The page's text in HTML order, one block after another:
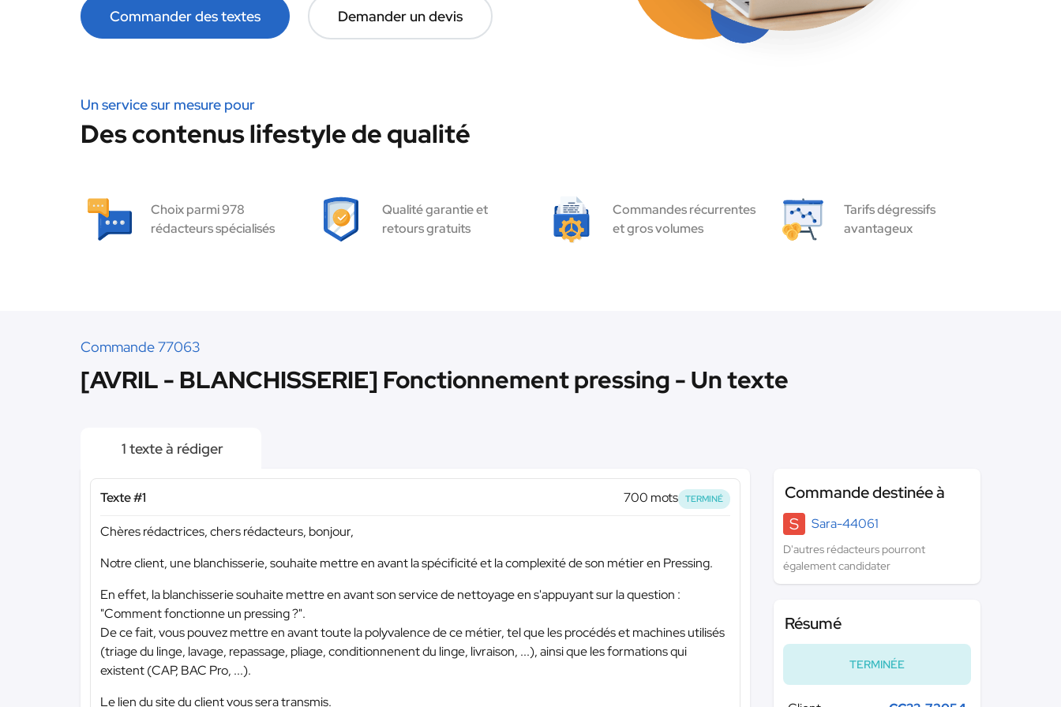
Commander des textes Demander un devis
Un service sur mesure pour
Des contenus lifestyle de qualité
Choix parmi 978
rédacteurs spécialisés
Qualité garantie et
retours gratuits
Commandes récurrentes
et gros volumes
Tarifs dégressifs
avantageux
Commande 77063
[AVRIL - BLANCHISSERIE] Fonctionnement pressing - Un texte
1 texte à rédiger
Texte #1 700 mots TERMINÉ
Chères rédactrices, chers rédacteurs, bonjour,
Notre client, une blanchisserie, souhaite mettre en avant la spécificité et la complexité de son métier en Pressing.
En effet, la blanchisserie souhaite mettre en avant son service de nettoyage en s'appuyant sur la question :
"Comment fonctionne un pressing ?".
De ce fait, vous pouvez mettre en avant toute la polyvalence de ce métier, tel que les procédés et machines utilisés
(triage du linge, lavage, repassage, pliage, conditionnenent du linge, livraison, ...), ainsi que les formations qui
existent (CAP, BAC Pro, ...).
Le lien du site du client vous sera transmis.
Commande destinée à
S
Sara-44061
D'autres rédacteurs pourront
également candidater
Résumé
TERMINÉE